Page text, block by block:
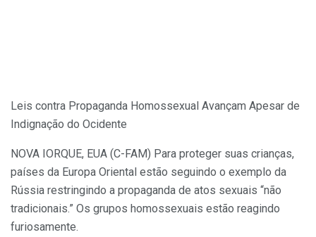
Leis contra Propaganda Homossexual Avançam Apesar de
Indignação do Ocidente
NOVA IORQUE, EUA (C-FAM) Para proteger suas crianças,
países da Europa Oriental estão seguindo o exemplo da
Rússia restringindo a propaganda de atos sexuais “não
tradicionais.” Os grupos homossexuais estão reagindo
furiosamente.